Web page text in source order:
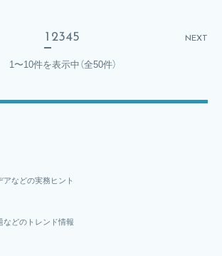
1 2345 NEXT
1〜10件を表示中 （全50件）
などの実務ヒント
などのトレンド情報